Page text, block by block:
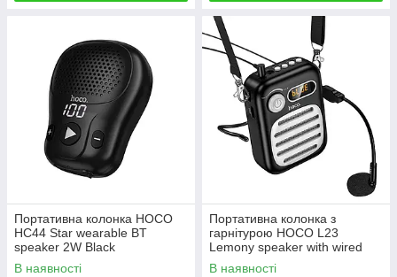
Портативна колонка HOCO
HC44 Star wearable BT
speaker 2W Black
В наявності
Портативна колонка з
гарнітурою HOCO L23
Lemony speaker with wired
microphone 5W Black
В наявності